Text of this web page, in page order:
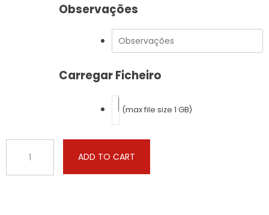
Observações
Carregar Ficheiro
(max file size 1 GB)
3
ADD TO CART